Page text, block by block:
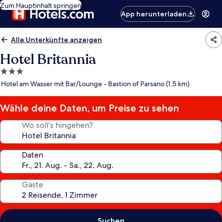
Zum Hauptinhalt springen
App herunterladen
Alle Unterkünfte anzeigen
Hotel Britannia
3.0-
Sterne-
Hotel am Wasser mit Bar/Lounge - Bastion of Parsano (1,5 km)
Wähle deine Daten, um Preise zu sehen
Wo soll’s hingehen?
Daten
Gäste